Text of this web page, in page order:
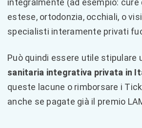
integralmente (ad esempio:
estese, ortodonzia, occhiali, o
specialisti interamente privati
Può quindi essere utile stipulare
sanitaria integrativa privata in
queste lacune o rimborsare i
anche se pagate già il premio